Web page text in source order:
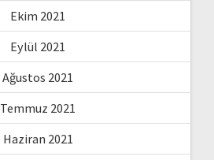
Ekim 2021
Eylül 2021
Ağustos 2021
Temmuz 2021
Haziran 2021